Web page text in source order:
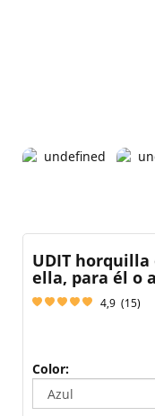
UDIT
ella, para él o
4,9 (15)
Color: